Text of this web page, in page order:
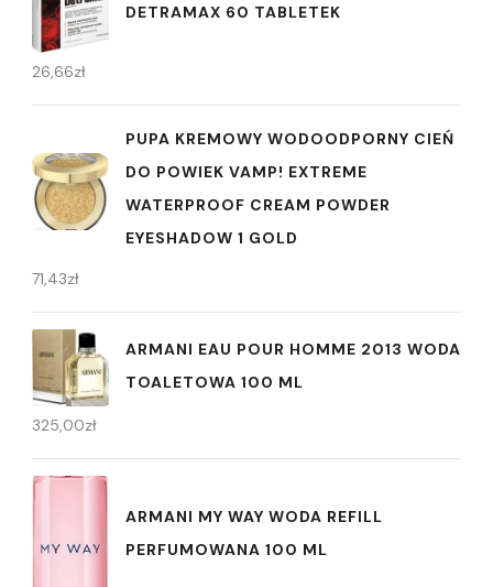
DETRAMAX 60 TABLETEK
26,66zł
PUPA KREMOWY WODOODPORNY CIEŃ
DO POWIEK VAMP! EXTREME
WATERPROOF CREAM POWDER
EYESHADOW 1 GOLD
71,43zł
ARMANI EAU POUR HOMME 2013 WODA
TOALETOWA 100 ML
325,00zł
ARMANI MY WAY WODA REFILL
PERFUMOWANA 100 ML